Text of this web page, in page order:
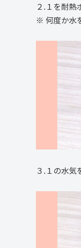
２.１を耐熱
※ 何度か水
３.１の水気